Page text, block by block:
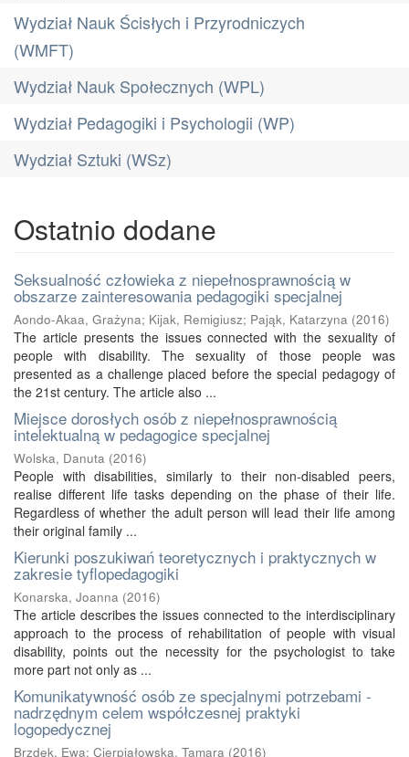
Wydział Nauk Ścisłych i Przyrodniczych
(WMFT)
Wydział Nauk Społecznych (WPL)
Wydział Pedagogiki i Psychologii (WP)
Wydział Sztuki (WSz)
Ostatnio dodane
Seksualność człowieka z niepełnosprawnością w
obszarze zainteresowania pedagogiki specjalnej
Aondo-Akaa, Grażyna; Kijak, Remigiusz; Pająk, Katarzyna (2016)
The article presents the issues connected with the sexuality of
people with disability. The sexuality of those people was
presented as a challenge placed before the special pedagogy of
the 21st century. The article also ...
Miejsce dorosłych osób z niepełnosprawnością
intelektualną w pedagogice specjalnej
Wolska, Danuta (2016)
People with disabilities, similarly to their non-disabled peers,
realise different life tasks depending on the phase of their life.
Regardless of whether the adult person will lead their life among
their original family ...
Kierunki poszukiwań teoretycznych i praktycznych w
zakresie tyflopedagogiki
Konarska, Joanna (2016)
The article describes the issues connected to the interdisciplinary
approach to the process of rehabilitation of people with visual
disability, points out the necessity for the psychologist to take
more part not only as ...
Komunikatywność osób ze specjalnymi potrzebami -
nadrzędnym celem współczesnej praktyki
logopedycznej
Brzdęk, Ewa; Cierpiałowska, Tamara (2016)